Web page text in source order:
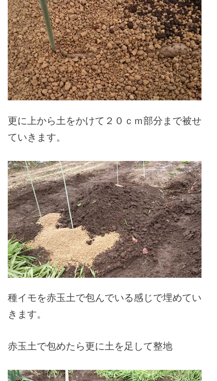
更に上から土をかけて２０ｃｍ部分まで被せ
ていきます。
種イモを赤玉土で包んでいる感じで埋めてい
きます。
赤玉土で包めたら更に土を足して整地